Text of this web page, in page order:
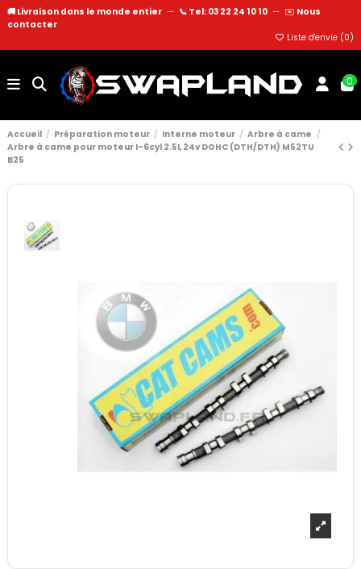
🚚 Livraison dans le monde entier — 📞 Tel: 03 22 24 10 10 — ✉️ Nous
contacter
Liste d'envie (0)
0
Accueil Préparation moteur Interne moteur
Arbre à came
Arbre à came pour moteur I-6cyl 2.5L 24v DOHC (DTH/DTH) M52TU
B25